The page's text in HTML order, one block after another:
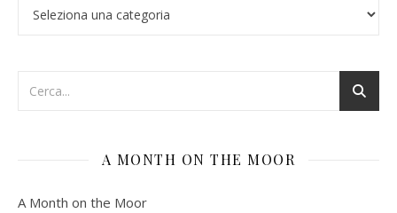
A MONTH ON THE MOOR
A Month on the Moor